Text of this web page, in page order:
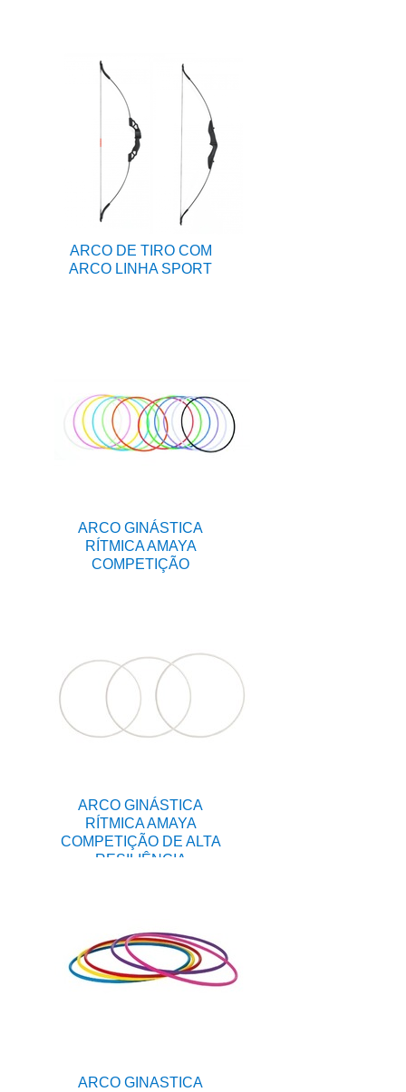
ARCO DE TIRO COM
ARCO LINHA SPORT
ARCO GINÁSTICA
RÍTMICA AMAYA
COMPETIÇÃO
ARCO GINÁSTICA
RÍTMICA AMAYA
COMPETIÇÃO DE ALTA
RESILIÊNCIA
ARCO GINASTICA